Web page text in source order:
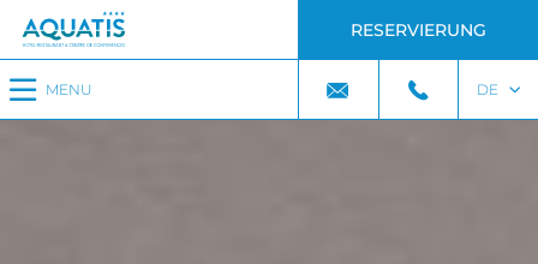
MENU
RESERVIERUNG
DE